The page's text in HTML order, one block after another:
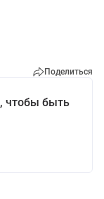
Поделиться
, чтобы быть